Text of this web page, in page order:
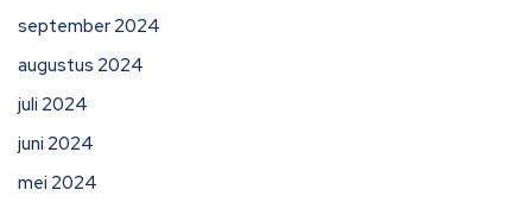
september 2024
augustus 2024
juli 2024
juni 2024
mei 2024